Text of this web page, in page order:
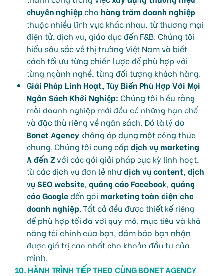
chuyên nghiệpcho hàng trăm doanh nghiệp
thuộc nhiều lĩnh vực khác nhau, từ thương mại
điện tử, dịch vụ, giáo dục đến F&B. Chúng tôi
hiểu sâu sắc về thị trường Việt Nam và biết
cách tối ưu từng chiến lược để phù hợp với
từng ngành nghề, từng đối tượng khách hàng.
Giải Pháp Linh Hoạt, Tùy Biến Phù Hợp Với Mọi
Ngân Sách Khởi Nghiệp: Chúng tôi hiểu rằng
mỗi doanh nghiệp mới đều có những hạn chế
và đặc thù riêng về ngân sách. Đó là lý do
Bonet Agency không áp dụng một công thức
chung. Chúng tôi cung cấpdịch vụ marketing
A đến Zvới các gói giải pháp cực kỳ linh hoạt,
từ các dịch vụ đơn lẻ nhưdịch vụ content, dịch
vụ SEO website, quảng cáo Facebook, quảng
cáo Googleđến gói marketing toàn diện cho
doanh nghiệp. Tất cả đều được thiết kế riêng
để phù hợp tối đa với quy mô, mục tiêu và khả
năng tài chính của bạn, đảm bảo bạn nhận
được giá trị cao nhất cho khoản đầu tư của
mình.
10. HÀNH TRÌNH TIẾP THEO CÙNG BONET AGENCY